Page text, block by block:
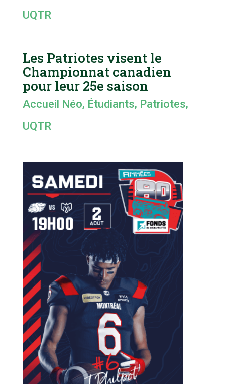
UQTR
Les Patriotes visent le
Championnat canadien
pour leur 25e saison
Accueil Néo, Étudiants, Patriotes,
UQTR